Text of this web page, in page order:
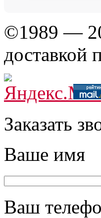
©1989 —
доставкой
Заказать
Ваше имя
Ваш